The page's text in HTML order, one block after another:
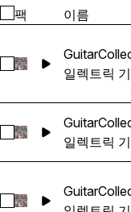
팩 이름
일렉트릭
일렉트릭